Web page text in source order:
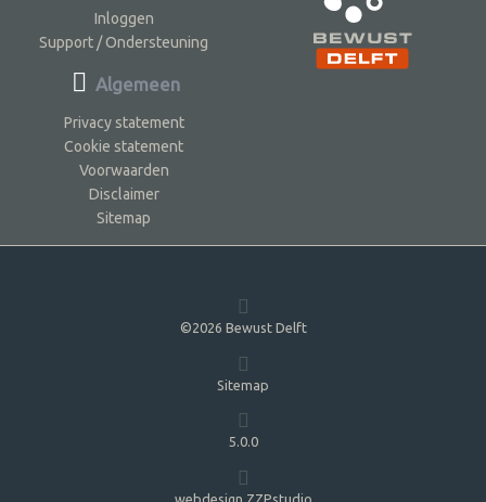
Inloggen
Support / Ondersteuning
Algemeen
Privacy statement
Cookie statement
Voorwaarden
Disclaimer
Sitemap
©2026 Bewust Delft
Sitemap
5.0.0
webdesign ZZPstudio